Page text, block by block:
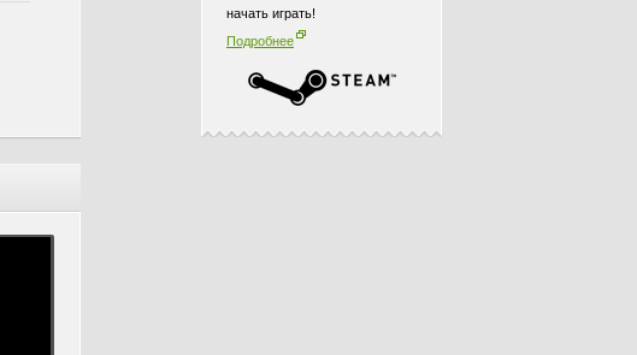
начать играть!
Подробнее